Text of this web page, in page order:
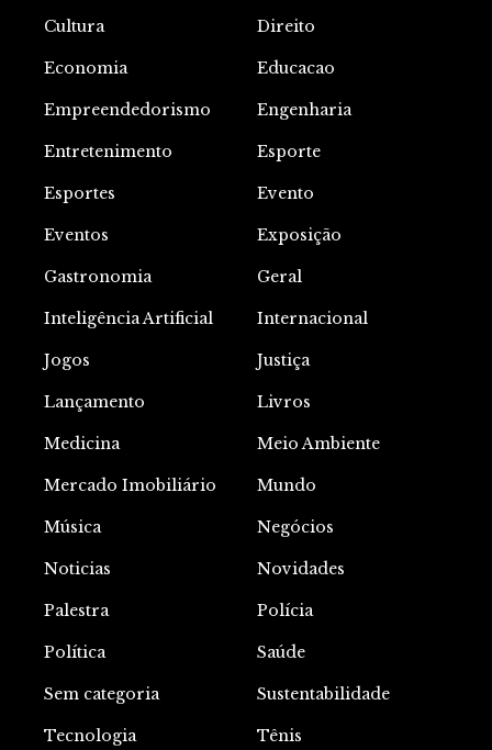
Cultura Direito
Economia Educacao
Empreendedorismo Engenharia
Entretenimento Esporte
Esportes Evento
Eventos Exposição
Gastronomia Geral
Inteligência Artificial Internacional
Jogos Justiça
Lançamento Livros
Medicina Meio Ambiente
Mercado Imobiliário Mundo
Música Negócios
Noticias Novidades
Palestra Polícia
Política Saúde
Sem categoria Sustentabilidade
Tecnologia Tênis